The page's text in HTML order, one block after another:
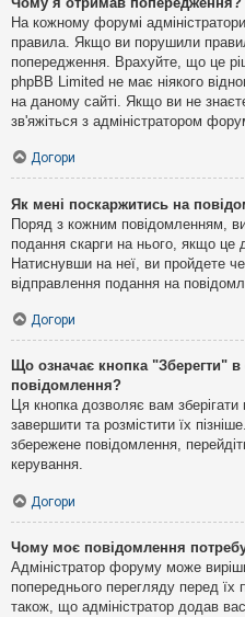
На кожному форумі
правила. Якщо ви порушили
попередження. Врахуйте, що це
phpBB Limited не має ніякого
на даному сайті. Якщо ви не
зв'яжіться з адміністратором
Догори
Як мені поскаржитись на
Поряд з кожним повідомленням,
подання скарги на нього, якщо це
Натиснувши на неї, ви пройдете
відправлення подання на
Догори
Що означає кнопка "Зберегти"
повідомлення?
Ця кнопка дозволяє вам
завершити та розмістити їх
збережене повідомлення,
керування.
Догори
Чому моє повідомлення
Адміністратор форуму може
попереднього перегляду перед
також, що адміністратор додав